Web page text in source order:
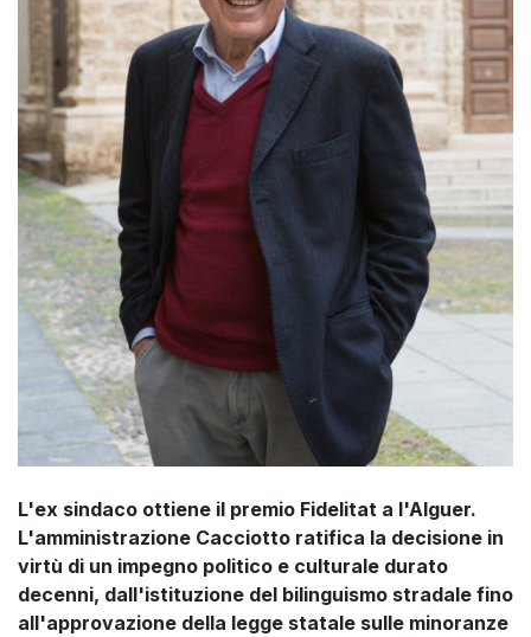
L'ex sindaco ottiene il premio Fidelitat a l'Alguer.
L'amministrazione Cacciotto ratifica la decisione in
virtù di un impegno politico e culturale durato
decenni, dall'istituzione del bilinguismo stradale fino
all'approvazione della legge statale sulle minoranze